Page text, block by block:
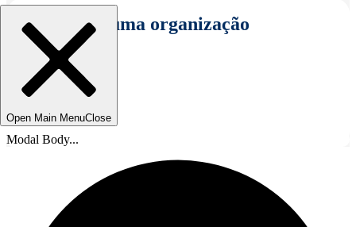
Selecionar uma organização
Open Main MenuClose
Modal Body...